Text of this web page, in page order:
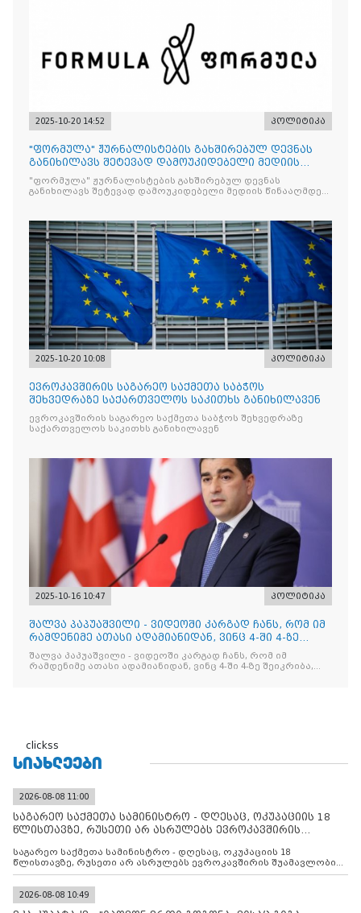
2025-10-20 14:52 პოლიტიკა
"ფორმულა" ჟურნალისტების გახშირებულ დევნას
განიხილავს შეტევად დამოუკიდებელი მედიის
წინააღმდ
"ფორმულა" ჟურნალისტების გახშირებულ დევნას
განიხილავს შეტევად დამოუკიდებელი მედიის წინააღმდეგ,
2025-10-20 10:08 პოლიტიკა
ევროკავშირის საგარეო საქმეთა საბჭოს
შეხვედრაზე საქართველოს საკითხს განიხილავენ
ევროკავშირის საგარეო საქმეთა საბჭოს შეხვედრაზე
საქართველოს საკითხს განიხილავენ
2025-10-16 10:47 პოლიტიკა
შალვა პაპუაშვილი - ვიდეოში კარგად ჩანს, რომ იმ
რამდენიმე ათასი ადამიანიდან, ვინც 4-ში 4-ზე
შეიკრიბა,
შალვა პაპუაშვილი - ვიდეოში კარგად ჩანს, რომ იმ
რამდენიმე ათასი ადამიანიდან, ვინც 4-ში 4-ზე შეიკრიბა,
clickss
ᲡᲘᲐᲮᲚᲔᲔᲑᲘ
2026-08-08 11:00
საგარეო საქმეთა სამინისტრო - დღესაც, ოკუპაციის 18
წლისთავზე, რუსეთი არ ასრულებს ევროკავშირის
საგარეო საქმეთა სამინისტრო - დღესაც, ოკუპაციის 18
წლისთავზე, რუსეთი არ ასრულებს ევროკავშირის შუამავლობით
დადებულ 2008 წლის 12 აგვისტოს ცეცხლის შეწყვეტის
კონტროლს ოკუპირებულ რეგიონებში, აგრძელებს მათი
მილიტარიზაციის პროცესს და აქტიურად დგამს ნაბიჯებს მათი
2026-08-08 10:49